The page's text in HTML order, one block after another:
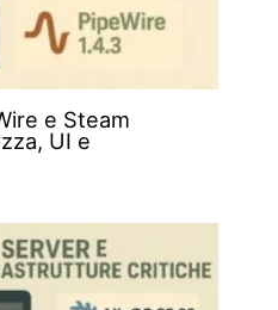
e Steam
UI e